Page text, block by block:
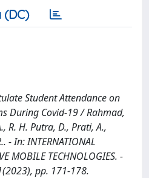
(DC)
Student Attendance on
During Covid-19 / Rahmad,
R. H. Putra, D., Prati, A.,
- In: INTERNATIONAL
MOBILE TECHNOLOGIES. -
pp. 171-178.